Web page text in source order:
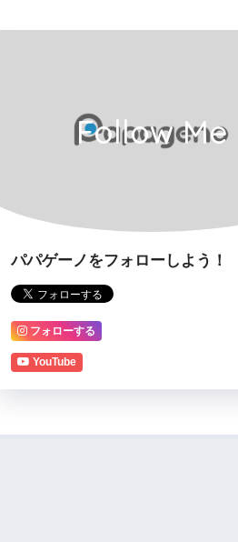
Follow Me
パパゲーノをフォローしよう！
フォローする
YouTube